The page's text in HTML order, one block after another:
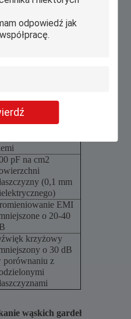
siebie, aby połączyć
płynące z projektowania
o 60% w
pF na cm2
(0,1 mm
EMI
o 20-40
krzyżowy
o 30 dB
porównaniu z
wąskich gardeł